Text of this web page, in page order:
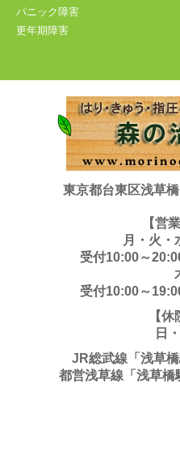
パニック障害
更年期障害
東京都台東区浅草
【営
月・火・
受付10:00～
受付10:00～
【休
日
JR総武線「浅草
都営浅草線「浅草